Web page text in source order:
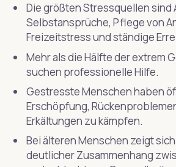
Die größten Stressquellen sind
Selbstansprüche, Pflege von
Freizeitstress und ständige
Mehr als die Hälfte der extrem
suchen professionelle Hilfe.
Gestresste Menschen haben
Erschöpfung,
Erkältungen zu kämpfen.
Bei älteren Menschen zeigt
deutlicher Zusammenhang